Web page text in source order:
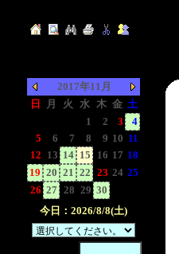
2017年11月
日
月 火 水 木 金 土
1 2 3
4
5
6 7 8 9 10 11
12 13 14 15 16 17 18
19 20 21 22 23 24 25
26 27 28 29 30
今日：2026/8/8(土)